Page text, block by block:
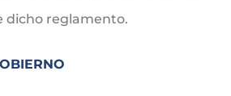
dicho reglamento.